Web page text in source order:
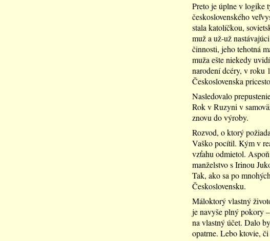
Preto je úplne v logike
československého
stala katolíčkou,
muž a už-už
činnosti, jeho tehotná
muža ešte niekedy
narodení dcéry, v roku
Československa
Nasledovalo
Rok v Ruzyni v
znovu do výroby.
Rozvod, o ktorý
Vaško pocítil. Kým v
vzťahu odmietol.
manželstvo s Irinou
Tak, ako sa po
Československu.
Máloktorý vlastný
je navyše plný pokory
na vlastný účet. Dalo
opatrne. Lebo ktovie,